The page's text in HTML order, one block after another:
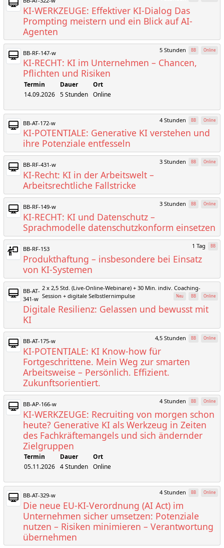
KI-WERKZEUGE: Effektiver KI-Dialog Das
Prompting meistern und ein Blick auf AI-
Agenten
BB-RF-147-w 5 Stunden BB Online
KI-RECHT: KI im Unternehmen – Chancen,
Pflichten und Risiken
Termin Dauer
Ort
14.09.2026
5 Stunden Online
BB-AT-172-w 4 Stunden BB Online
KI-POTENTIALE: Generative KI verstehen und
ihre Potenziale entfesseln
BB-RF-431-w 3 Stunden BB Online
KI-Recht: KI in der Arbeitswelt –
Arbeitsrechtliche Fallstricke
BB-RF-149-w 3 Stunden BB Online
KI-RECHT: KI und Datenschutz –
Sprachmodelle datenschutzkonform einsetzen
BB-RF-153 1 Tag BB
Produkthaftung – insbesondere bei Einsatz
von KI-Systemen
BB-AT-
341-w
2 x 2,5 Std. (Live-Online-Webinare) + 30 Min. indiv. Coaching-
Session + digitale Selbstlernimpulse
Neu BB Online
Digitale Resilienz: Gelassen und bewusst mit
KI
BB-AT-175-w 4,5 Stunden BB Online
KI-POTENTIALE: KI Know-how für
Fortgeschrittene. Mein Weg zur smarten
Arbeitsweise – Persönlich. Effizient.
Zukunftsorientiert.
BB-AP-166-w 4 Stunden BB Online
KI-WERKZEUGE: Recruiting von morgen schon
heute? Generative KI als Werkzeug in Zeiten
des Fachkräftemangels und sich ändernder
Zielgruppen
Termin Dauer
Ort
05.11.2026
4 Stunden Online
BB-AT-329-w 4 Stunden BB Online
Die neue EU-KI-Verordnung (AI Act) im
Unternehmen sicher umsetzen: Potenziale
nutzen – Risiken minimieren – Verantwortung
übernehmen